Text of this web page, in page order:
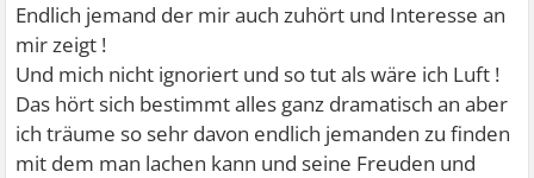
Endlich jemand der mir auch zuhört und Interesse an
mir zeigt !
Und mich nicht ignoriert und so tut als wäre ich Luft !
Das hört sich bestimmt alles ganz dramatisch an aber
ich träume so sehr davon endlich jemanden zu finden
mit dem man lachen kann und seine Freuden und